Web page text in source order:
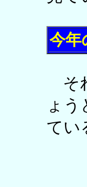
今年
そ
ょ
てい